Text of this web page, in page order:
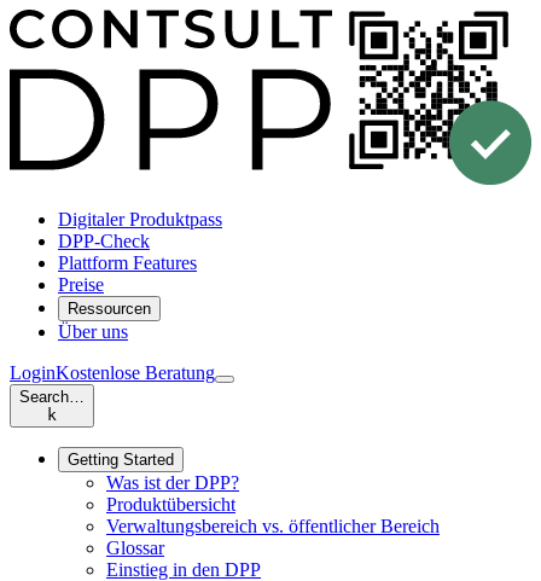
Digitaler Produktpass
DPP-Check
Plattform Features
Preise
Ressourcen
Über uns
LoginKostenlose Beratung
Search…
k
Getting Started
Was ist der DPP?
Produktübersicht
Verwaltungsbereich vs. öffentlicher Bereich
Glossar
Einstieg in den DPP